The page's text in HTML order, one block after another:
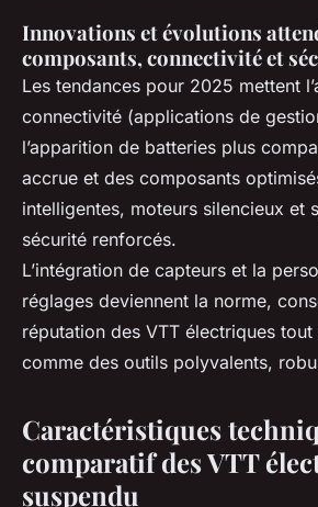
Innovations et évolutions
composants, connectivité et
Les tendances pour 2025 mettent
connectivité (applications de
l’apparition de batteries plus
accrue et des composants
intelligentes, moteurs silencieux et
sécurité renforcés.
L’intégration de capteurs et la
réglages deviennent la norme,
réputation des VTT électriques tout
comme des outils polyvalents,
Caractéristiques
comparatif des VTT
suspendu